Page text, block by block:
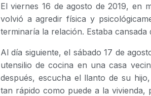
El viernes 16 de agosto de 2019, en
volvió a agredir física y
terminaría la relación. Estaba cansada
Al día siguiente, el sábado 17 de
utensilio de cocina en una casa
después, escucha el llanto de su
tan rápido como puede a la